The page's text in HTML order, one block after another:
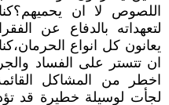
اللصوص لا ان
لتعهداته بالدفاع عن
يعانون كل انواع
ان تتستر على الفساد
اخطر من المشاكل
لجأت لوسيلة خطيرة قد